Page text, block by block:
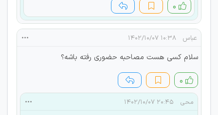
۰
عباس ۱۰:۳۸ ۱۴۰۲/۱۰/۰۷
سلام کسی هست مصاحبه حضوری رفته باشه؟
۰
محی ۲۰:۴۵ ۱۴۰۲/۱۰/۰۷